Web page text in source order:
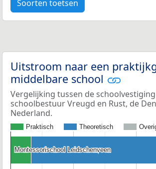
Soorten toetsen
Uitstroom naar een
middelbare school
Vergelijking tussen de
schoolbestuur Vreugd en Rust, de
Nederland.
Praktisch Theoretisch
Montessorischool Leidschenveen
Montessorischool Leidschenveen